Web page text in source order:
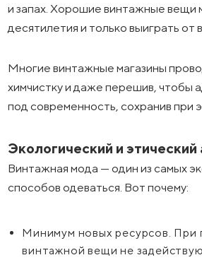
и запах. Хорошие винтажные вещи
десятилетия и только выиграть от
Многие винтажные магазины
химчистку и даже перешив, чтобы
под современность, сохранив при
Экологический и этический
Винтажная мода — один из самых
способов одеваться. Вот почему:
Минимум новых ресурсов. При
винтажной вещи не